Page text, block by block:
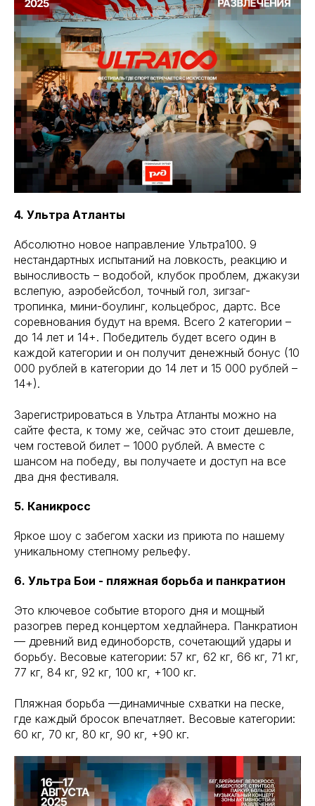
4. Ультра Атланты
Абсолютно новое направление Ультра100. 9
нестандартных испытаний на ловкость, реакцию и
выносливость – водобой, клубок проблем, джакузи
вслепую, аэробейсбол, точный гол, зигзаг-
тропинка, мини-боулинг, кольцеброс, дартс. Все
соревнования будут на время. Всего 2 категории –
до 14 лет и 14+. Победитель будет всего один в
каждой категории и он получит денежный бонус (10
000 рублей в категории до 14 лет и 15 000 рублей –
14+).
Зарегистрироваться в Ультра Атланты можно на
сайте феста, к тому же, сейчас это стоит дешевле,
чем гостевой билет – 1000 рублей. А вместе с
шансом на победу, вы получаете и доступ на все
два дня фестиваля.
5. Каникросс
Яркое шоу с забегом хаски из приюта по нашему
уникальному степному рельефу.
6. Ультра Бои - пляжная борьба и панкратион
Это ключевое событие второго дня и мощный
разогрев перед концертом хедлайнера. Панкратион
— древний вид единоборств, сочетающий удары и
борьбу. Весовые категории: 57 кг, 62 кг, 66 кг, 71 кг,
77 кг, 84 кг, 92 кг, 100 кг, +100 кг.
Пляжная борьба —динамичные схватки на песке,
где каждый бросок впечатляет. Весовые категории:
60 кг, 70 кг, 80 кг, 90 кг, +90 кг.